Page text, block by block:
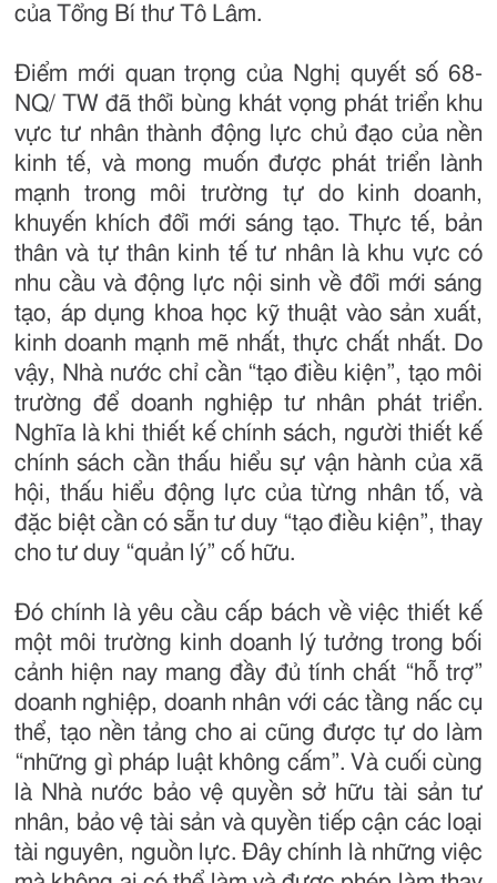
của Tổng Bí thư Tô Lâm.
Điểm mới quan trọng của Nghị quyết số 68-
NQ/ TW đã thổi bùng khát vọng phát triển khu
vực tư nhân thành động lực chủ đạo của nền
kinh tế, và mong muốn được phát triển lành
mạnh trong môi trường tự do kinh doanh,
khuyến khích đổi mới sáng tạo. Thực tế, bản
thân và tự thân kinh tế tư nhân là khu vực có
nhu cầu và động lực nội sinh về đổi mới sáng
tạo, áp dụng khoa học kỹ thuật vào sản xuất,
kinh doanh mạnh mẽ nhất, thực chất nhất. Do
vậy, Nhà nước chỉ cần “tạo điều kiện”, tạo môi
trường để doanh nghiệp tư nhân phát triển.
Nghĩa là khi thiết kế chính sách, người thiết kế
chính sách cần thấu hiểu sự vận hành của xã
hội, thấu hiểu động lực của từng nhân tố, và
đặc biệt cần có sẵn tư duy “tạo điều kiện”, thay
cho tư duy “quản lý” cố hữu.
Đó chính là yêu cầu cấp bách về việc thiết kế
một môi trường kinh doanh lý tưởng trong bối
cảnh hiện nay mang đầy đủ tính chất “hỗ trợ”
doanh nghiệp, doanh nhân với các tầng nấc cụ
thể, tạo nền tảng cho ai cũng được tự do làm
“những gì pháp luật không cấm”. Và cuối cùng
là Nhà nước bảo vệ quyền sở hữu tài sản tư
nhân, bảo vệ tài sản và quyền tiếp cận các loại
tài nguyên, nguồn lực. Đây chính là những việc